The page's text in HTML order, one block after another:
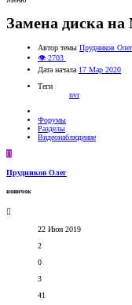
Замена диска
Автор темы Прудников Олег
👁 2703
Дата начала 17 Мар 2020
Теги
nvr
Форумы
Разделы
Видеонаблюдение
П
Прудников Олег
новичок
22 Июн 2019
2
0
3
41